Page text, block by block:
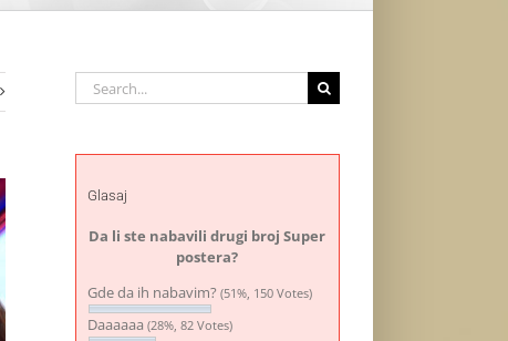
Search
for:
Glasaj
Da li ste nabavili drugi broj Super
postera?
Gde da ih nabavim? (51%, 150 Votes)
Daaaaaa (28%, 82 Votes)